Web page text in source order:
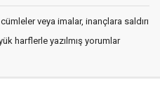
veya imalar, inançlara saldırı
harflerle yazılmış yorumlar